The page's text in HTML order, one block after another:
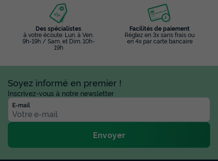
Des spécialistes
à votre écoute: Lun. à Ven.
9h-19h / Sam. et Dim. 10h-
19h
Facilités de paiement
Réglez en 3x sans frais ou
en 4x par carte bancaire
Soyez informé en premier !
Inscrivez-vous à notre newsletter
E-mail
Envoyer